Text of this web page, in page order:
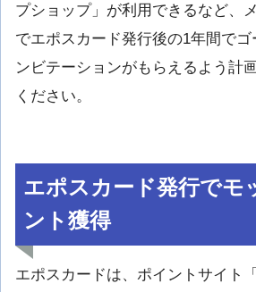
プショップ」が利用できるなど、
でエポスカード発行後の1年間でゴ
ンビテーションがもらえるよう計
ください。
エポスカード発行でモ
ント獲得
エポスカードは、ポイントサイト